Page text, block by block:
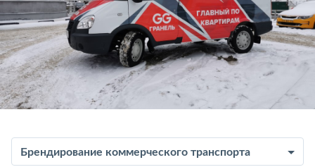
Брендирование коммерческого транспорта